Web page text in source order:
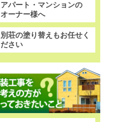
アパート・マンションの
オーナー様へ
別荘の塗り替えもお任せく
ださい